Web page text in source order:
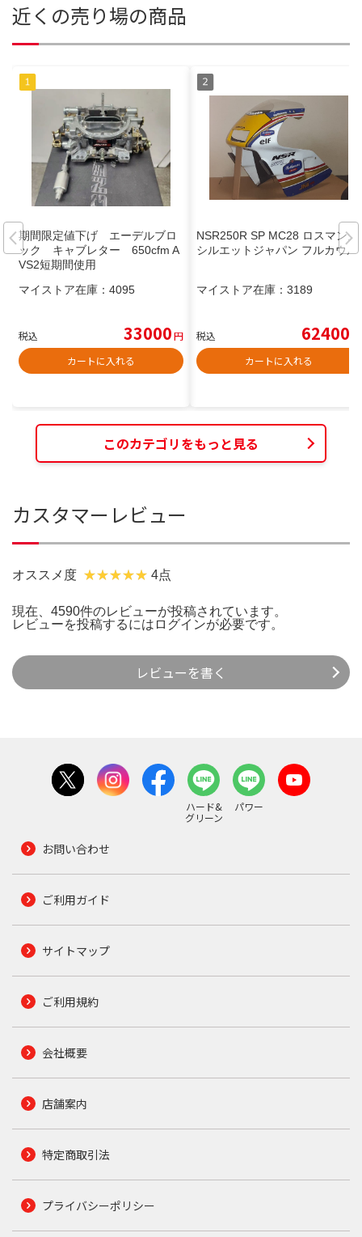
近くの売り場の商品
期間限定値下げ エーデルブロ
ック キャブレター 650cfm A
VS2短期間使用
マイストア在庫： 4095
税込 33000円
カートに入れる
NSR250R SP MC28 ロスマンズ
シルエットジャパン フルカウル
マイストア在庫： 3189
税込 62400
カートに入れる
このカテゴリをもっと見る
カスタマーレビュー
オススメ度 4点
現在、4590件のレビューが投稿されています。
レビューを投稿するには ログインが必要です。
レビューを書く
ハード&
グリーン
パワー
お問い合わせ
ご利用ガイド
サイトマップ
ご利用規約
会社概要
店舗案内
特定商取引法
プライバシーポリシー